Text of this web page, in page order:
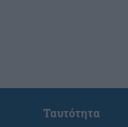
Ταυτότητα